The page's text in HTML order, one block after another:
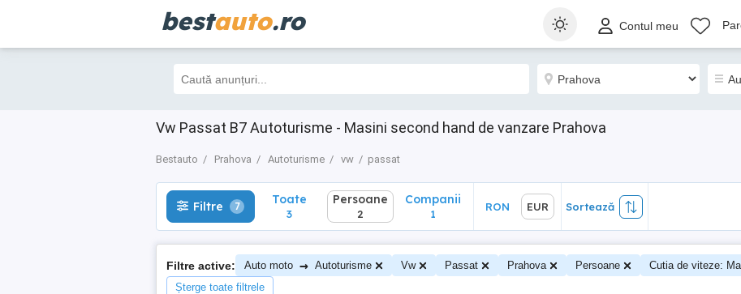
bestauto.ro Contul meu
Vw Passat B7 Autoturisme - Masini second hand de vanzare Prahova
Bestauto Prahova Autoturisme vw passat
Filtre 7 Toate
3
Sortează
Filtre 7 Toate
3
Persoane
2
Companii
1
RON EUR Sortează
Filtre active: Auto moto → Autoturisme Vw Passat Prahova Persoane Cutia de viteze:
Șterge toate filtrele